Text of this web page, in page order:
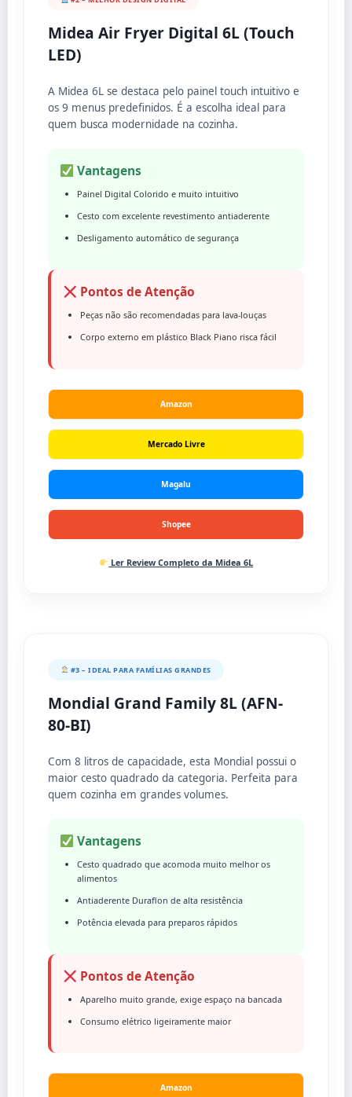
Midea Air Fryer Digital 6L (Touch
LED)
A Midea 6L se destaca pelo painel touch intuitivo e
os 9 menus predefinidos. É a escolha ideal para
quem busca modernidade na cozinha.
Vantagens
Painel Digital Colorido e muito intuitivo
Cesto com excelente revestimento antiaderente
Desligamento automático de segurança
Pontos de Atenção
Peças não são recomendadas para lava-louças
Corpo externo em plástico Black Piano risca fácil
Amazon
Mercado Livre
Magalu
Shopee
Ler Review Completo da Midea 6L
#3 – IDEAL PARA FAMÍLIAS GRANDES
Mondial Grand Family 8L (AFN-
80-BI)
Com 8 litros de capacidade, esta Mondial possui o
maior cesto quadrado da categoria. Perfeita para
quem cozinha em grandes volumes.
Vantagens
Cesto quadrado que acomoda muito melhor os
alimentos
Antiaderente Duraflon de alta resistência
Potência elevada para preparos rápidos
Pontos de Atenção
Aparelho muito grande, exige espaço na bancada
Consumo elétrico ligeiramente maior
Amazon